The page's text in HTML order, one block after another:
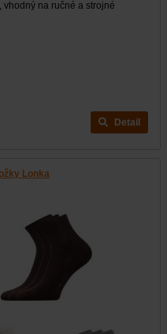
na ručné a strojné
Detail
Lonka